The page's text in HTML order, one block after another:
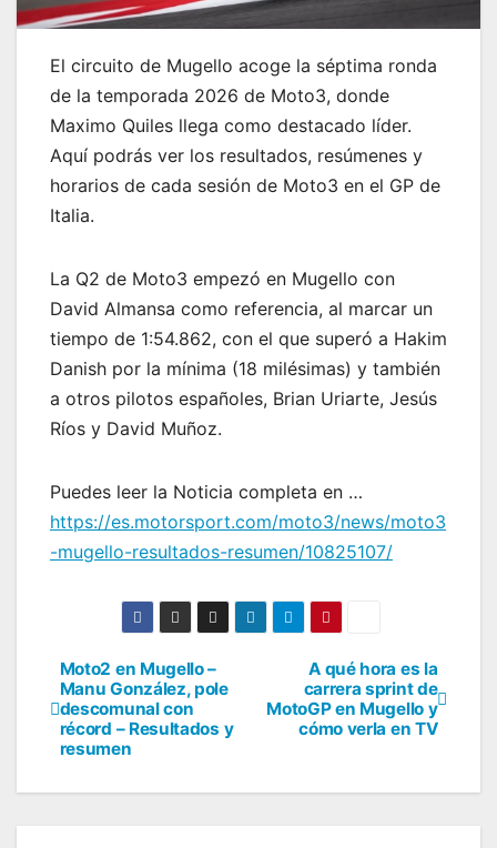
El circuito de Mugello acoge la séptima ronda
de la temporada 2026 de Moto3, donde
Maximo Quiles llega como destacado líder.
Aquí podrás ver los resultados, resúmenes y
horarios de cada sesión de Moto3 en el GP de
Italia.
La Q2 de Moto3 empezó en Mugello con
David Almansa como referencia, al marcar un
tiempo de 1:54.862, con el que superó a Hakim
Danish por la mínima (18 milésimas) y también
a otros pilotos españoles, Brian Uriarte, Jesús
Ríos y David Muñoz.
Puedes leer la Noticia completa en …
https://es.motorsport.com/moto3/news/moto3
-mugello-resultados-resumen/10825107/
Navegación
de
A qué hora es la
carrera sprint de
MotoGP en Mugello y
cómo verla en TV
Moto2 en Mugello –
Manu González, pole
descomunal con
récord – Resultados y
resumen